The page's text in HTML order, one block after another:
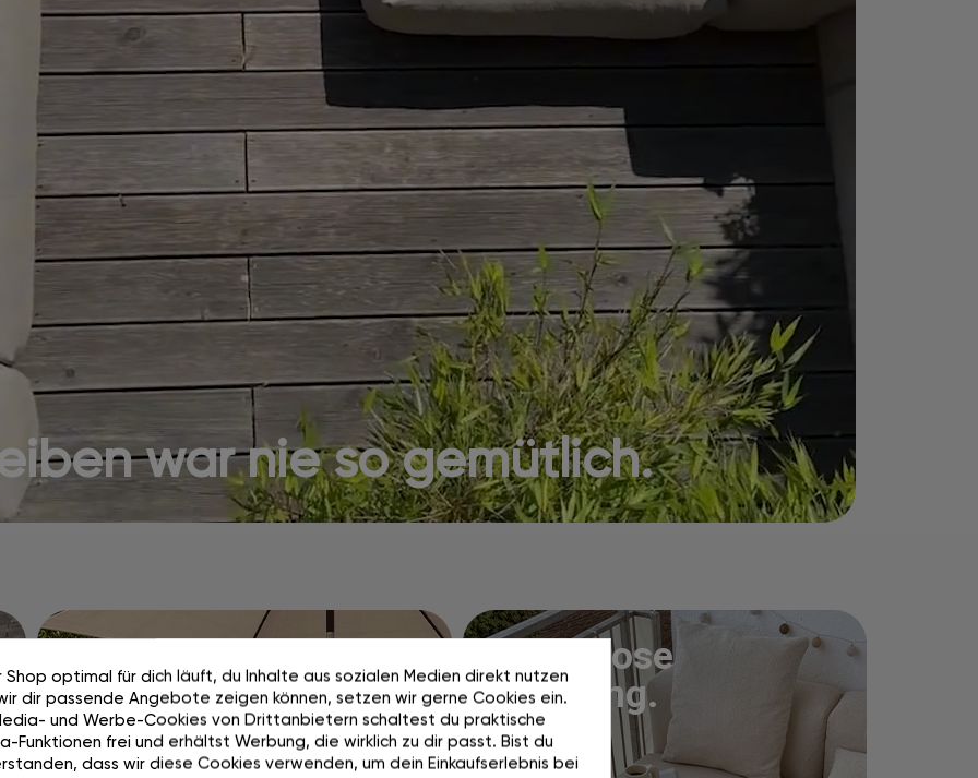
war nie so gemütlich.
Aufbauen. Umbauen.
Abdecken. Ganz
einfach.
Kostenlose
Lieferung.
Shop optimal für dich läuft, du Inhalte aus sozialen Medien direkt nutzen
dir passende Angebote zeigen können, setzen wir gerne Cookies ein.
und Werbe-Cookies von Drittanbietern schaltest du praktische
Funktionen frei und erhältst Werbung, die wirklich zu dir passt. Bist du
dass wir diese Cookies verwenden, um dein Einkaufserlebnis bei